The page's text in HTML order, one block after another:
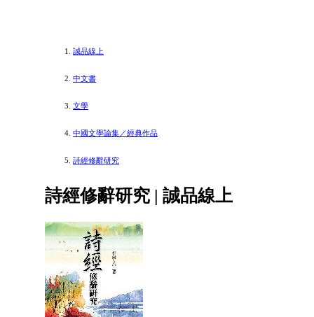
誠品線上
中文書
文學
中國文學論集／經典作品
詩經修辭研究
詩經修辭研究 | 誠品線上